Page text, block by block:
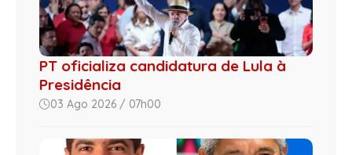
PT oficializa candidatura de Lula à
Presidência
03 Ago 2026 / 07h00